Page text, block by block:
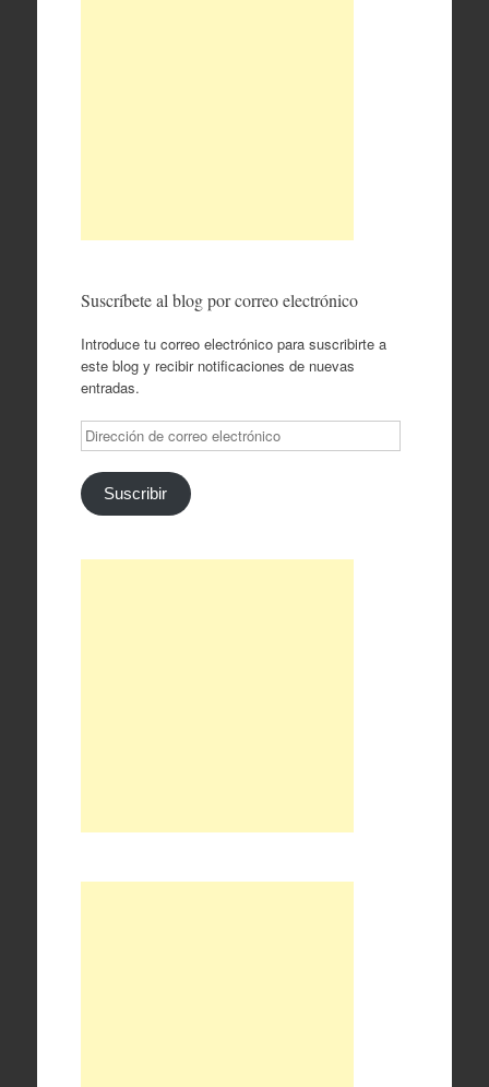
Suscríbete al blog por correo electrónico
Introduce tu correo electrónico para suscribirte a
este blog y recibir notificaciones de nuevas
entradas.
Dirección
de
correo
electrónico
Suscribir